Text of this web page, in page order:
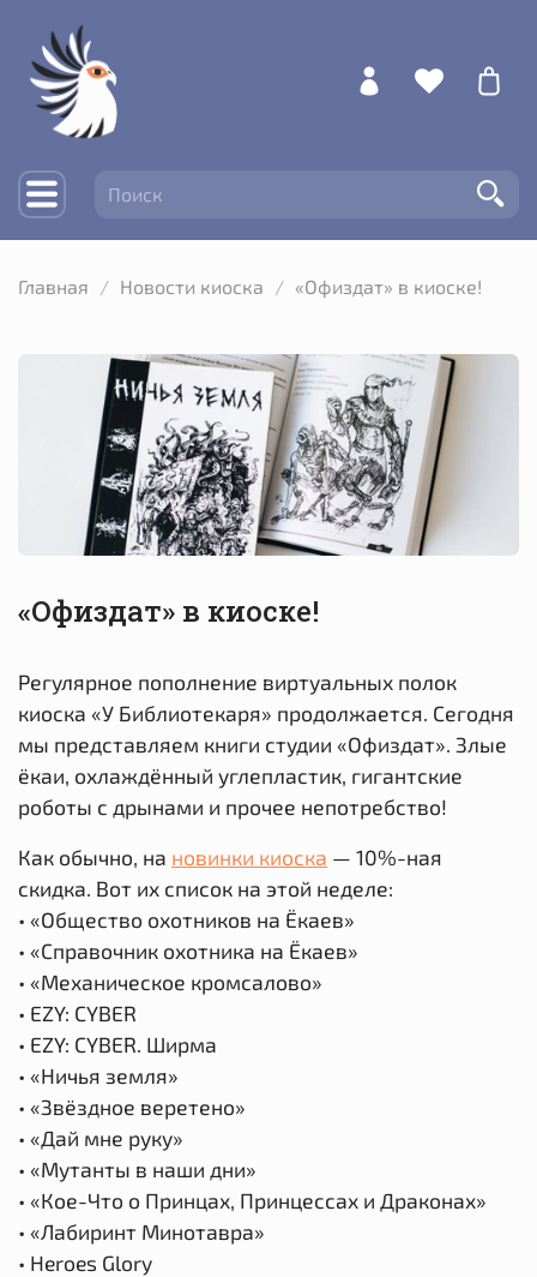
Главная Новости киоска «Офиздат» в киоске!
«Офиздат» в киоске!
Регулярное пополнение виртуальных полок
киоска «У Библиотекаря» продолжается. Сегодня
мы представляем книги студии «Офиздат». Злые
ёкаи, охлаждённый углепластик, гигантские
роботы с дрынами и прочее непотребство!
Как обычно, на новинки киоска — 10%-ная
скидка. Вот их список на этой неделе:
• «Общество охотников на Ёкаев»
• «Справочник охотника на Ёкаев»
• «Механическое кромсалово»
• EZY: CYBER
• EZY: CYBER. Ширма
• «Ничья земля»
• «Звёздное веретено»
• «Дай мне руку»
• «Мутанты в наши дни»
• «Кое-Что о Принцах, Принцессах и Драконах»
• «Лабиринт Минотавра»
• Heroes Glory